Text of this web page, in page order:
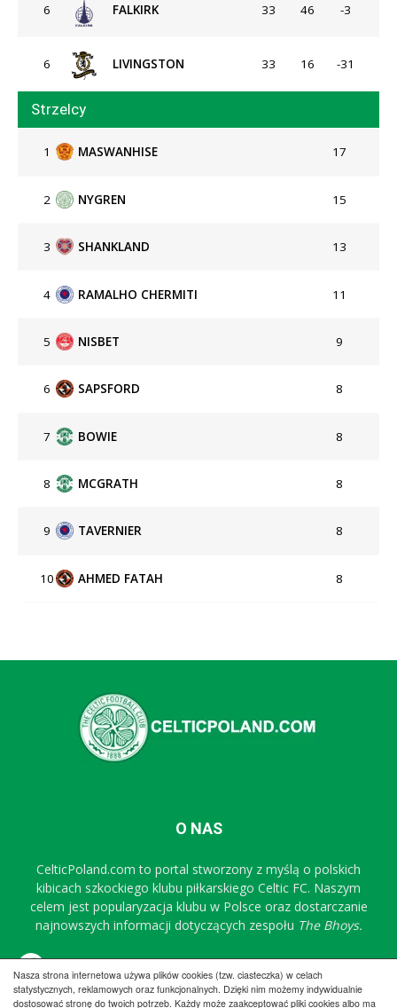
Nasza strona internetowa używa plików cookies (tzw. ciasteczka) w celach
statystycznych, reklamowych oraz funkcjonalnych. Dzięki nim możemy indywidualnie
dostosować stronę do twoich potrzeb. Każdy może zaakceptować pliki cookies albo ma
6 FALKIRK 33 46 -3
6 LIVINGSTON 33 16 -31
Strzelcy
1 MASWANHISE 17
2 NYGREN 15
3 SHANKLAND 13
4 RAMALHO CHERMITI 11
5 NISBET 9
6 SAPSFORD 8
7 BOWIE 8
8 MCGRATH 8
9 TAVERNIER 8
10 AHMED FATAH 8
O NAS
CelticPoland.com to portal stworzony z myślą o polskich
kibicach szkockiego klubu piłkarskiego Celtic FC. Naszym
celem jest popularyzacja klubu w Polsce oraz dostarczanie
najnowszych informacji dotyczących zespołu The Bhoys.